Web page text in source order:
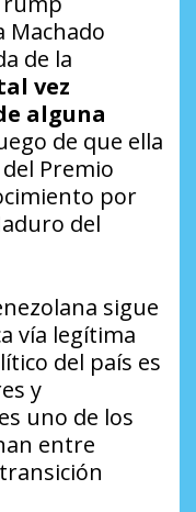
Machado
de la
vez
alguna
de que ella
Premio
por
del
sigue
vía legítima
del país es
y
uno de los
entre